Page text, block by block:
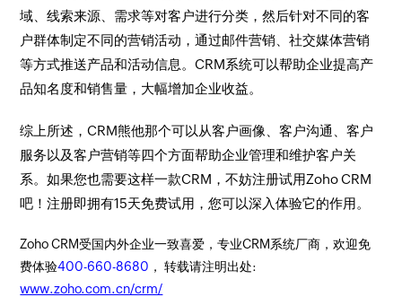
域、线索来源、需求等对客户进行分类，然后针对不同的客
户群体制定不同的营销活动，通过邮件营销、社交媒体营销
等方式推送产品和活动信息。CRM系统可以帮助企业提高产
品知名度和销售量，大幅增加企业收益。
综上所述，CRM熊他那个可以从客户画像、客户沟通、客户
服务以及客户营销等四个方面帮助企业管理和维护客户关
系。如果您也需要这样一款CRM，不妨注册试用Zoho CRM
吧！注册即拥有15天免费试用，您可以深入体验它的作用。
Zoho CRM受国内外企业一致喜爱，专业CRM系统厂商，欢迎免
费体验400-660-8680 ， 转载请注明出处:
www.zoho.com.cn/crm/